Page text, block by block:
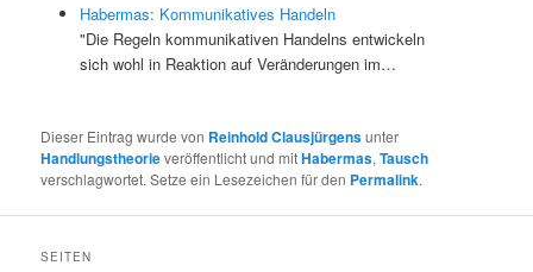
Habermas: Kommunikatives Handeln
"Die Regeln kommunikativen Handelns entwickeln
sich wohl in Reaktion auf Veränderungen im…
Dieser Eintrag wurde von Reinhold Clausjürgensunter
Handlungstheorieveröffentlicht und mitHabermas,Tausch
verschlagwortet. Setze ein Lesezeichen für den Permalink.
SEITEN